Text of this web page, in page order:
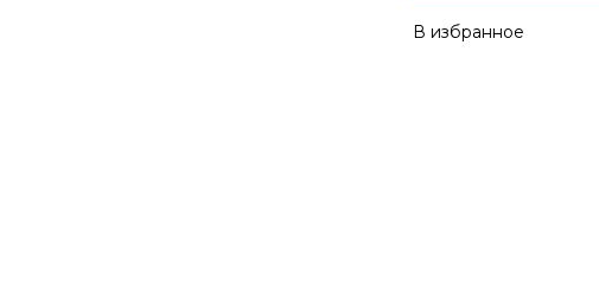
В избранное